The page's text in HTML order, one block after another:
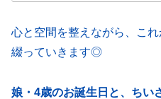
心と空間を整えながら、こ
綴っていきます◎
娘・4歳のお誕生日と、ちい